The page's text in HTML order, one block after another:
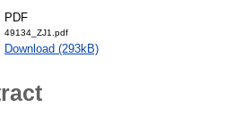
PDF
49134_ZJ1.pdf
Download (293kB)